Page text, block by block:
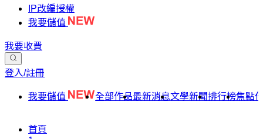
IP改編授權
我要儲值
我要收費
登入/註冊
我要儲值 全部作品最新消息文學新聞排行榜焦點
首頁